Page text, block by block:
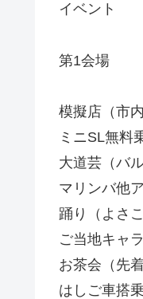
イベント
第1会場
模擬店（市
ミニSL無料
大道芸（バ
マリンバ他
踊り（よさ
ご当地キャ
お茶会（先
はしご車搭